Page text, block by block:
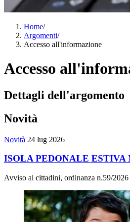
Home/
Argomenti/
Accesso all'informazione
Accesso
Dettagli dell'argomento
Novità
Novità 24 lug 2026
ISOLA PEDONALE ESTIVA
Avviso ai cittadini, ordinanza n.59/2026